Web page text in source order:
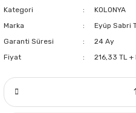
Kategori
KOLONYA
Marka
Eyüp Sabri
Garanti Süresi
24 Ay
Fiyat
216,33 TL +